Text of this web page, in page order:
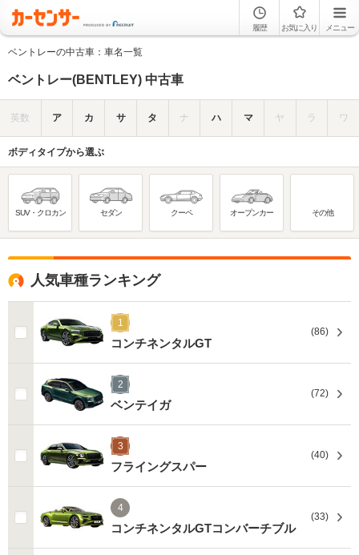
履歴 お気に入り メニュー
ベントレーの中古車：車名一覧
ベントレー(BENTLEY) 中古車
英数 ア カ サ タ ナ ハ マ ヤ ラ ワ
ボディタイプから選ぶ
SUV・クロカン セダン クーペ オープンカー その他
人気車種ランキング
1
コンチネンタルGT
(86)
2
ベンテイガ
(72)
3
フライングスパー
(40)
4
コンチネンタルGTコンバーチブル
(33)